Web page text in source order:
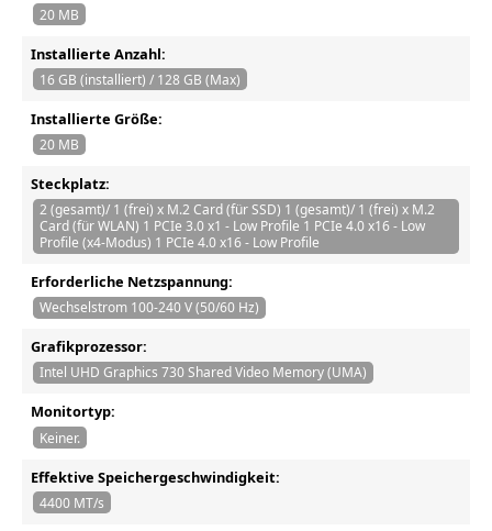
20 MB
Installierte Anzahl:
16 GB (installiert) / 128 GB (Max)
Installierte Größe:
20 MB
Steckplatz:
2 (gesamt)/ 1 (frei) x M.2 Card (für SSD) 1 (gesamt)/ 1 (frei) x M.2
Card (für WLAN) 1 PCIe 3.0 x1 - Low Profile 1 PCIe 4.0 x16 - Low
Profile (x4-Modus) 1 PCIe 4.0 x16 - Low Profile
Erforderliche Netzspannung:
Wechselstrom 100-240 V (50/60 Hz)
Grafikprozessor:
Intel UHD Graphics 730 Shared Video Memory (UMA)
Monitortyp:
Keiner.
Effektive Speichergeschwindigkeit:
4400 MT/s